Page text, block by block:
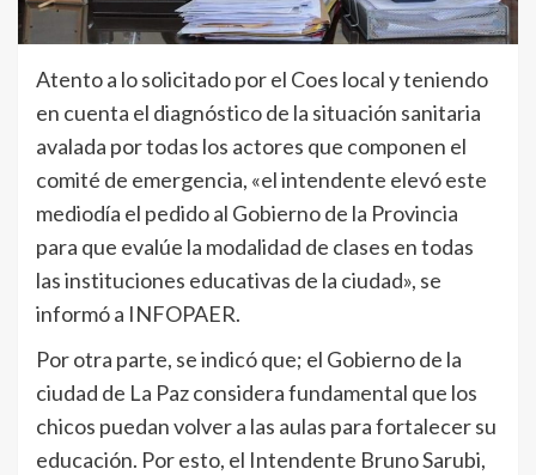
Atento a lo solicitado por el Coes local y teniendo
en cuenta el diagnóstico de la situación sanitaria
avalada por todas los actores que componen el
comité de emergencia, «el intendente elevó este
mediodía el pedido al Gobierno de la Provincia
para que evalúe la modalidad de clases en todas
las instituciones educativas de la ciudad», se
informó a INFOPAER.
Por otra parte, se indicó que; el Gobierno de la
ciudad de La Paz considera fundamental que los
chicos puedan volver a las aulas para fortalecer su
educación. Por esto, el Intendente Bruno Sarubi,